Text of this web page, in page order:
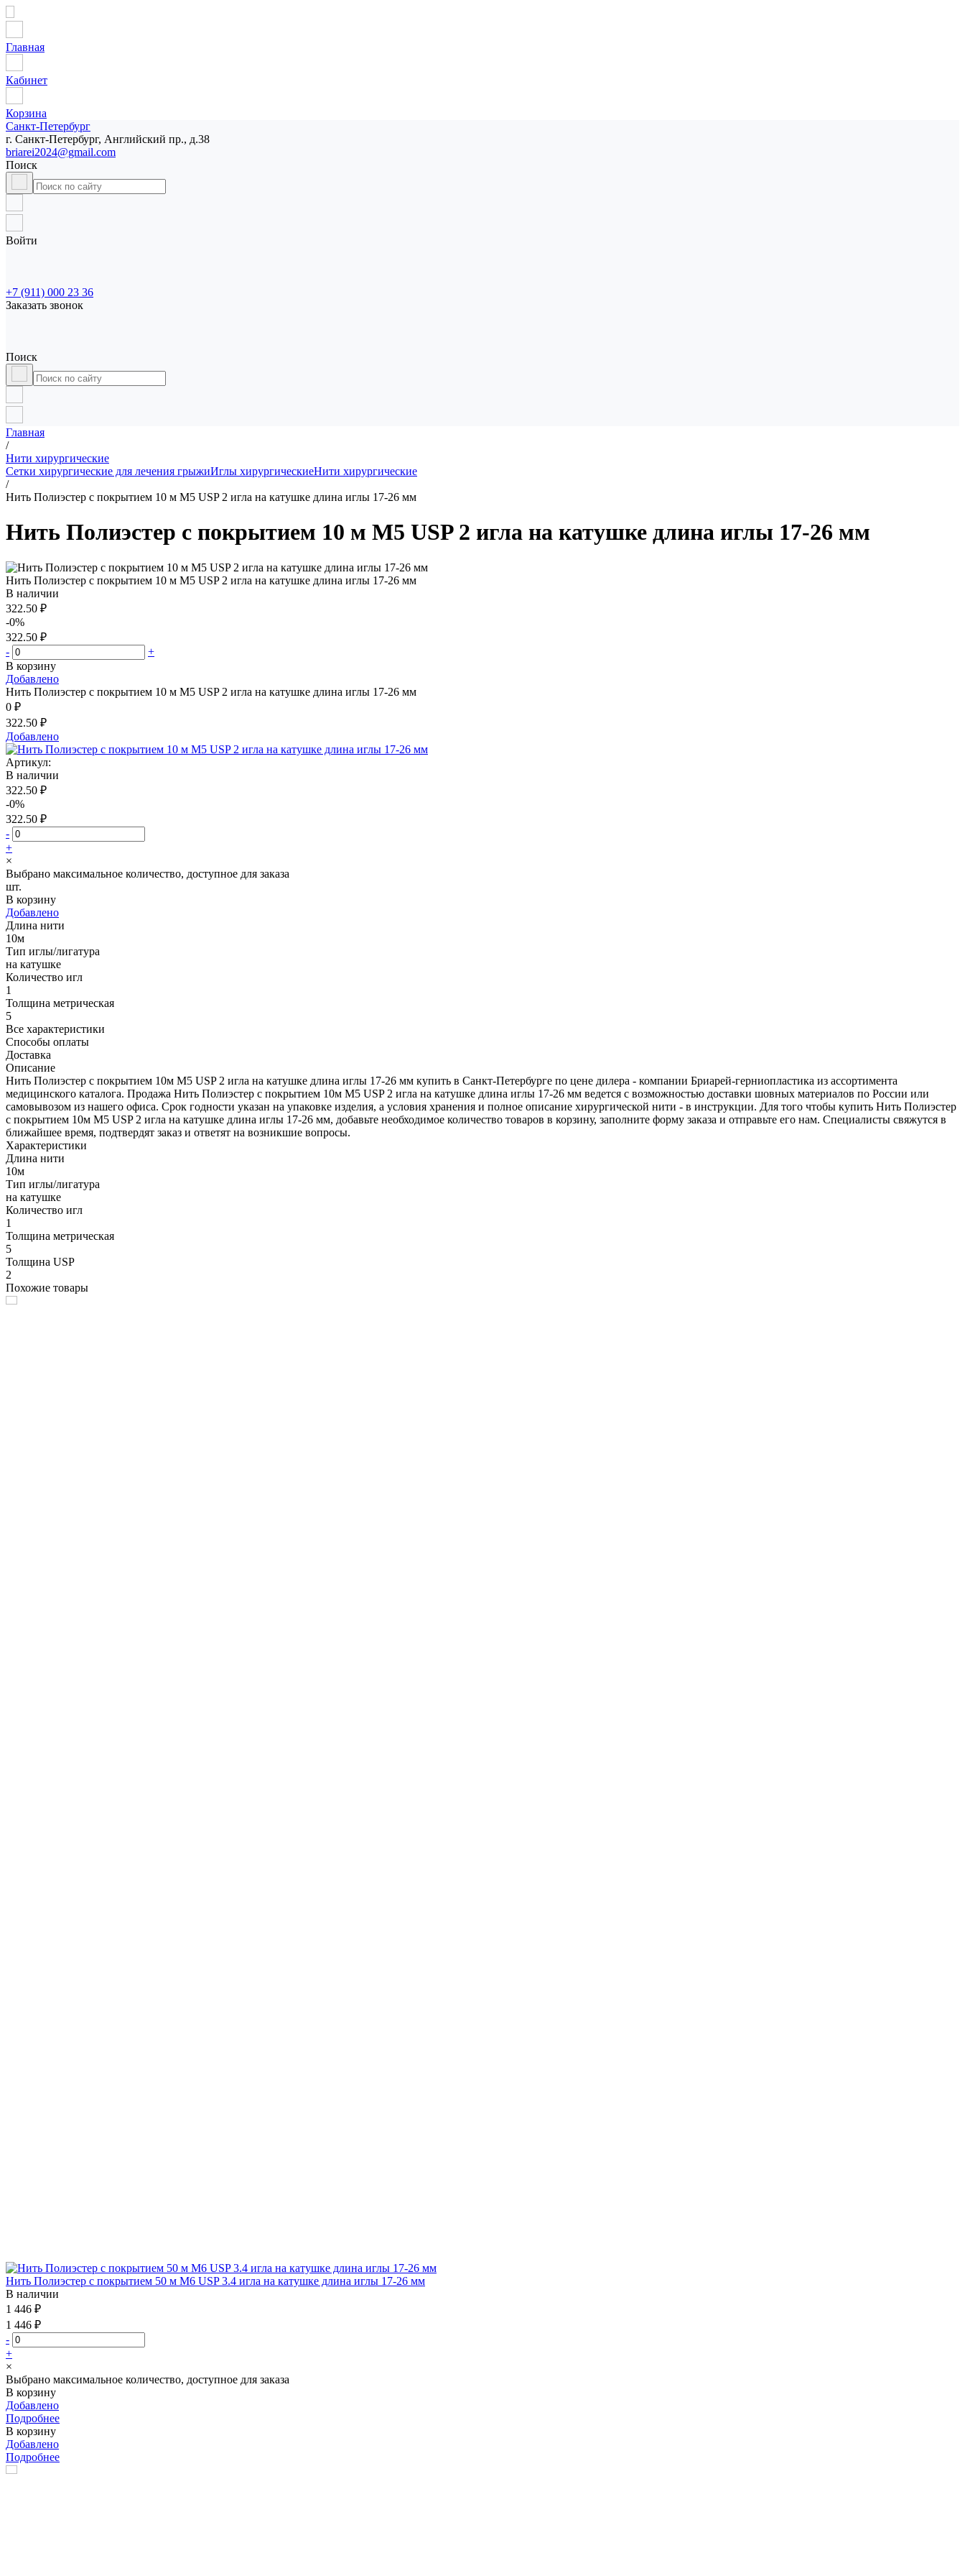
Главная
Кабинет
Корзина
Санкт-Петербург
г. Санкт-Петербург, Английский пр., д.38
briarei2024@gmail.com
Поиск
Войти
+7 (911) 000 23 36
Заказать звонок
Поиск
Главная
/
Нити хирургические
Сетки хирургические для лечения грыжиИглы хирургическиеНити хирургические
/
Нить Полиэстер с покрытием 10 м М5 USP 2 игла на катушке длина иглы 17-26 мм
Нить Полиэстер с покрытием 10 м М5 USP 2 игла на катушке длина иглы 17-26 мм
Нить Полиэстер с покрытием 10 м М5 USP 2 игла на катушке длина иглы 17-26 мм
В наличии
322.50 ₽
-0%
322.50 ₽
-
+
В корзину
Добавлено
Нить Полиэстер с покрытием 10 м М5 USP 2 игла на катушке длина иглы 17-26 мм
0 ₽
322.50 ₽
Добавлено
Артикул:
В наличии
322.50 ₽
-0%
322.50 ₽
-
+
×
Выбрано максимальное количество, доступное для заказа
шт.
В корзину
Добавлено
Длина нити
10м
Тип иглы/лигатура
на катушке
Количество игл
1
Толщина метрическая
5
Все характеристики
Способы оплаты
Доставка
Описание
Нить Полиэстер с покрытием 10м М5 USP 2 игла на катушке длина иглы 17-26 мм купить в Санкт-Петербурге по цене дилера - компании Бриарей-герниопластика из ассортимента
медицинского каталога. Продажа Нить Полиэстер с покрытием 10м М5 USP 2 игла на катушке длина иглы 17-26 мм ведется с возможностью доставки шовных материалов по России или
самовывозом из нашего офиса. Срок годности указан на упаковке изделия, а условия хранения и полное описание хирургической нити - в инструкции. Для того чтобы купить Нить Полиэстер
с покрытием 10м М5 USP 2 игла на катушке длина иглы 17-26 мм, добавьте необходимое количество товаров в корзину, заполните форму заказа и отправьте его нам. Специалисты свяжутся в
ближайшее время, подтвердят заказ и ответят на возникшие вопросы.
Характеристики
Длина нити
10м
Тип иглы/лигатура
на катушке
Количество игл
1
Толщина метрическая
5
Толщина USP
2
Похожие товары
Нить Полиэстер с покрытием 50 м М6 USP 3.4 игла на катушке длина иглы 17-26 мм
В наличии
1 446 ₽
1 446 ₽
-
+
×
Выбрано максимальное количество, доступное для заказа
В корзину
Добавлено
Подробнее
В корзину
Добавлено
Подробнее